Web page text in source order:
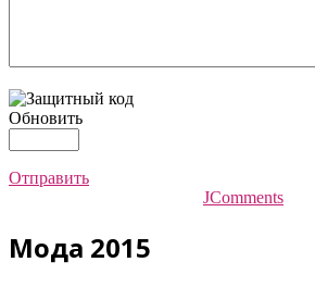
Обновить
Отправить
JComments
Мода 2015